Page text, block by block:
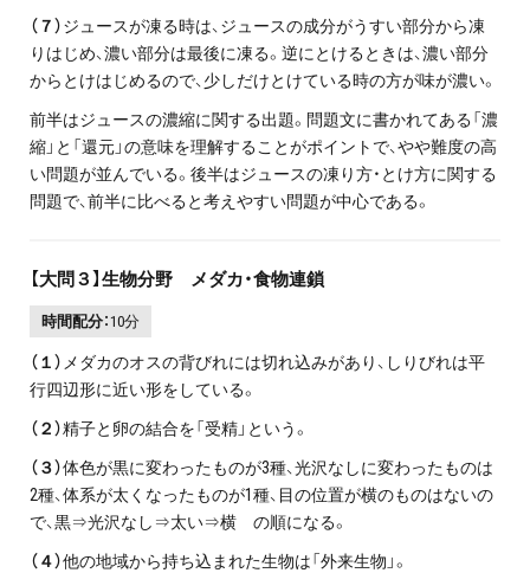
（７）ジュースが凍る時は、ジュースの成分がうすい部分から凍
りはじめ、濃い部分は最後に凍る。逆にとけるときは、濃い部分
からとけはじめるので、少しだけとけている時の方が味が濃い。
前半はジュースの濃縮に関する出題。問題文に書かれてある「濃
縮」と「還元」の意味を理解することがポイントで、やや難度の高
い問題が並んでいる。後半はジュースの凍り方・とけ方に関する
問題で、前半に比べると考えやすい問題が中心である。
【大問３】生物分野 メダカ・食物連鎖
時間配分：10分
（１） メダカのオスの背びれには切れ込みがあり、しりびれは平
行四辺形に近い形をしている。
（２）精子と卵の結合を「受精」という。
（３）体色が黒に変わったものが3種、光沢なしに変わったものは
2種、体系が太くなったものが1種、目の位置が横のものはないの
で、黒⇒光沢なし⇒太い⇒横 の順になる。
（４）他の地域から持ち込まれた生物は「外来生物」。